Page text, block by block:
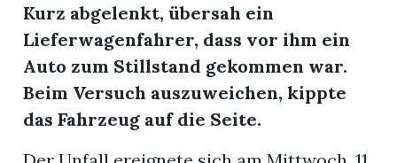
Kurz abgelenkt, übersah ein
Lieferwagenfahrer, dass vor ihm ein
Auto zum Stillstand gekommen war.
Beim Versuch auszuweichen, kippte
das Fahrzeug auf die Seite.